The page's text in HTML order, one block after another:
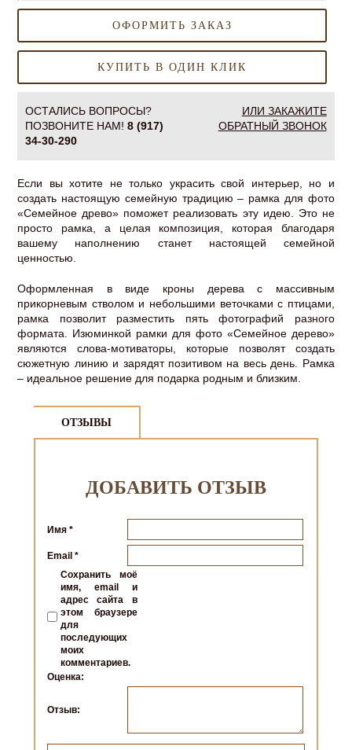
ОФОРМИТЬ ЗАКАЗ
КУПИТЬ В ОДИН КЛИК
ОСТАЛИСЬ ВОПРОСЫ?
ПОЗВОНИТЕ НАМ!8 (917)
34-30-290
ИЛИ ЗАКАЖИТЕ
ОБРАТНЫЙ ЗВОНОК
Если вы хотите не только украсить свой интерьер, но и
создать настоящую семейную традицию – рамка для фото
«Семейное древо» поможет реализовать эту идею. Это не
просто рамка, а целая композиция, которая благодаря
вашему наполнению станет настоящей семейной
ценностью.
Оформленная в виде кроны дерева с массивным
прикорневым стволом и небольшими веточками с птицами,
рамка позволит разместить пять фотографий разного
формата. Изюминкой рамки для фото «Семейное дерево»
являются слова-мотиваторы, которые позволят создать
сюжетную линию и зарядят позитивом на весь день. Рамка
– идеальное решение для подарка родным и близким.
ОТЗЫВЫ
ДОБАВИТЬ ОТЗЫВ
Имя *
Email *
Сохранить моё
имя, email и
адрес сайта в
этом браузере
для
последующих
моих
комментариев.
Оценка:
Отзыв: